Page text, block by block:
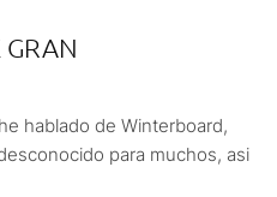
GRAN
hablado de Winterboard,
para muchos, asi